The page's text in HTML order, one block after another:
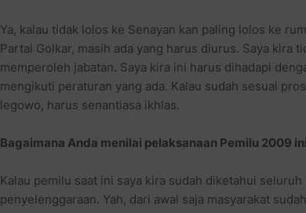
Ya, kalau tidak lolos ke Senayan kan paling lolos ke
Partai Golkar, masih ada yang harus diurus. Saya kira
memperoleh jabatan. Saya kira ini harus dihadapi
mengikuti peraturan yang ada. Kalau sudah sesuai
legowo, harus senantiasa ikhlas.
Bagaimana Anda menilai pelaksanaan Pemilu 2009
Kalau pemilu saat ini saya kira sudah diketahui
penyelenggaraan. Yah, dari awal saja masyarakat